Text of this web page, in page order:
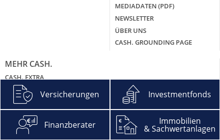
MEDIADATEN (PDF)
NEWSLETTER
ÜBER UNS
CASH. GROUNDING PAGE
MEHR CASH.
CASH. EXTRA
CASH. EXKLUSIV
CASH. DIGITAL DAY 2026
CASH. DIGITAL WEEK 2024 – DIE ONLINE-EVENTS IM VIDEO
CASH. GALA
CASH. BRANCHENGIPFEL SACHWERTANLAGEN
Versicherungen Investmentfonds
Finanzberater Immobilien
& Sachwertanlagen